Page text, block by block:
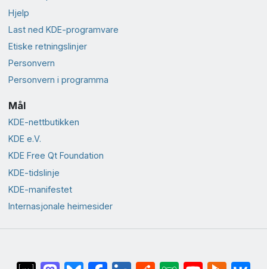
Hjelp
Last ned KDE-programvare
Etiske retningslinjer
Personvern
Personvern i programma
Mål
KDE-nettbutikken
KDE e.V.
KDE Free Qt Foundation
KDE-tidslinje
KDE-manifestet
Internasjonale heimesider